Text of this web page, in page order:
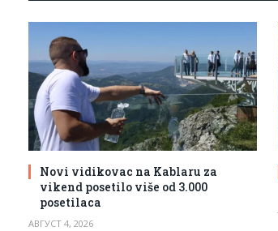
Novi vidikovac na Kablaru za
vikend posetilo više od 3.000
posetilaca
АВГУСТ 4, 2026